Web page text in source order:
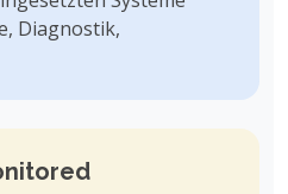
Diagnostik,